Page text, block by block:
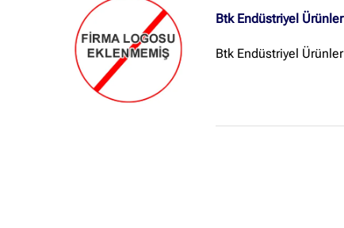
Btk Endüstriyel
Btk Endüstriyel